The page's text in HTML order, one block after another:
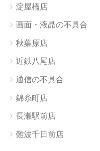
淀屋橋店
画面・液晶の不具合
秋葉原店
近鉄八尾店
通信の不具合
錦糸町店
長瀬駅前店
難波千日前店